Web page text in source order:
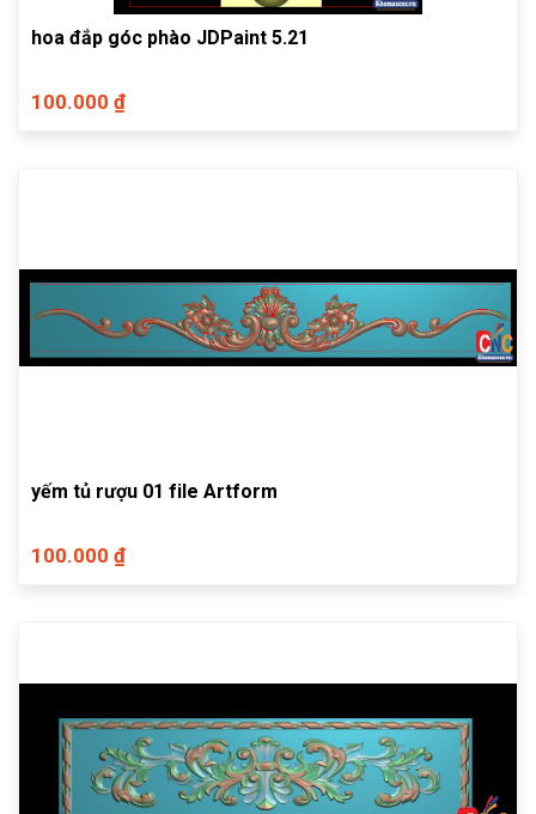
hoa đắp góc phào JDPaint 5.21
100.000 ₫
yếm tủ rượu 01 file Artform
100.000 ₫